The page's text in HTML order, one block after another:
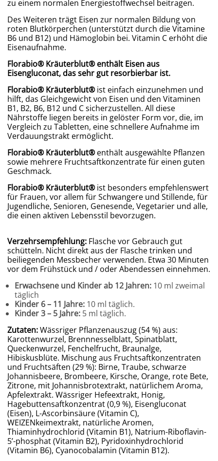
zu einem normalen Energiestoffwechsel beitragen.
Des Weiteren trägt Eisen zur normalen Bildung von
roten Blutkörperchen (unterstützt durch die Vitamine
B6 und B12) und Hämoglobin bei. Vitamin C erhöht die
Eisenaufnahme.
Florabio®Kräuterblut®enthält Eisen aus
Eisengluconat, das sehr gut resorbierbar ist.
Florabio® Kräuterblut®ist einfach einzunehmen und
hilft, das Gleichgewicht von Eisen und den Vitaminen
B1, B2, B6, B12 und C sicherzustellen. All diese
Nährstoffe liegen bereits in gelöster Form vor, die, im
Vergleich zu Tabletten, eine schnellere Aufnahme im
Verdauungstrakt ermöglicht.
Florabio® Kräuterblut®enthält ausgewählte Pflanzen
sowie mehrere Fruchtsaftkonzentrate für einen guten
Geschmack.
Florabio® Kräuterblut®ist besonders empfehlenswert
für Frauen, vor allem für Schwangere und Stillende, für
Jugendliche, Senioren, Genesende, Vegetarier und alle,
die einen aktiven Lebensstil bevorzugen.
Verzehrsempfehlung: Flasche vor Gebrauch gut
schütteln. Nicht direkt aus der Flasche trinken und
beiliegenden Messbecher verwenden. Etwa 30 Minuten
vor dem Frühstück und / oder Abendessen einnehmen.
Erwachsene und Kinder ab 12 Jahren: 10 ml zweimal
täglich
Kinder 6 – 11 Jahre: 10 ml täglich.
Kinder 3 – 5 Jahre: 5 ml täglich.
Zutaten:Wässriger Pflanzenauszug (54 %) aus:
Karottenwurzel, Brennnesselblatt, Spinatblatt,
Queckenwurzel, Fenchelfrucht, Braunalge,
Hibiskusblüte. Mischung aus Fruchtsaftkonzentraten
und Fruchtsäften (29 %): Birne, Traube, schwarze
Johannisbeere, Brombeere, Kirsche, Orange, rote Bete,
Zitrone, mit Johannisbrotextrakt, natürlichem Aroma,
Apfelextrakt. Wässriger Hefeextrakt, Honig,
Hagebuttensaftkonzentrat (0,9 %), Eisengluconat
(Eisen), L-Ascorbinsäure (Vitamin C),
WEIZENkeimextrakt, natürliche Aromen,
Thiaminhydrochlorid (Vitamin B1), Natrium-Riboflavin-
5’-phosphat (Vitamin B2), Pyridoxinhydrochlorid
(Vitamin B6), Cyanocobalamin (Vitamin B12).